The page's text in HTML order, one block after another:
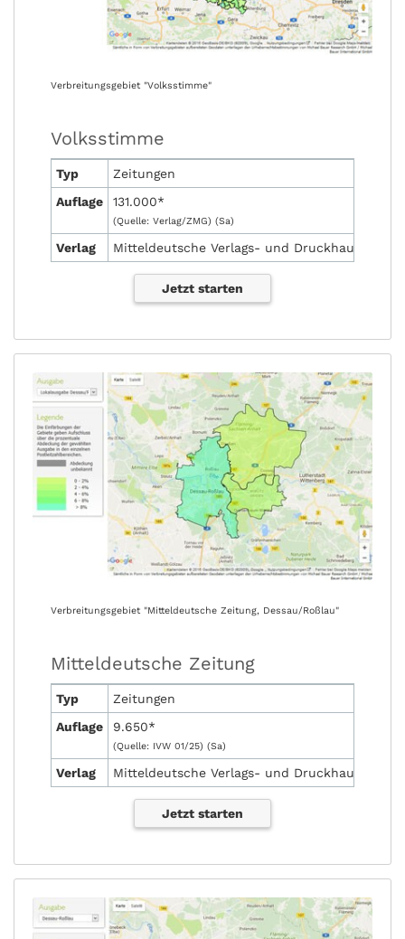
Verbreitungsgebiet "Volksstimme"
Volksstimme
Typ
Zeitungen
Auflage
131.000*
(Quelle: Verlag/ZMG) (Sa)
Verlag Mitteldeutsche Verlags- und Druckhaus GmbH
Jetzt starten
Verbreitungsgebiet "Mitteldeutsche Zeitung, Dessau/Roßlau"
Mitteldeutsche Zeitung
Typ
Zeitungen
Auflage
9.650*
(Quelle: IVW 01/25) (Sa)
Verlag Mitteldeutsche Verlags- und Druckhaus GmbH
Jetzt starten